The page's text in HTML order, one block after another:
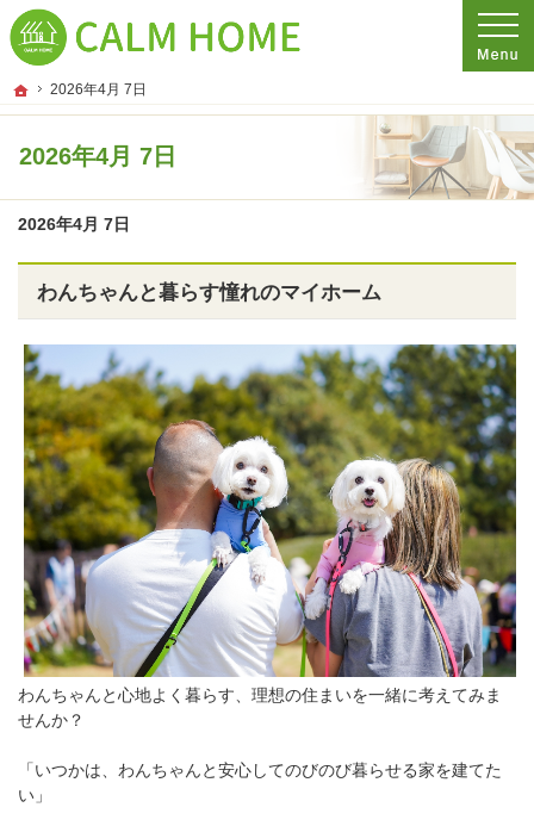
ホーム
2026年4月 7日
2026年4月 7日
プロの目線からご提案。埼玉県さいたま市の注文住宅・新築戸建てを手がける工
埼玉県さいたま市の新築・注文住宅・新築戸建てを手がける工務店ならCALM
2026年4月 7日
わんちゃんと暮らす憧れのマイホーム
わんちゃんと心地よく暮らす、理想の住まいを一緒に考えてみま
せんか？
「いつかは、わんちゃんと安心してのびのび暮らせる家を建てた
い」